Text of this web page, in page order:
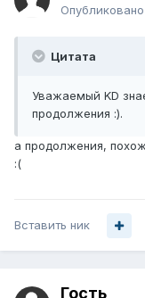
Опубликовано
Цитата
Уважаемый KD
продолжения :).
а продолжения,
:(
Вставить ник
Гость